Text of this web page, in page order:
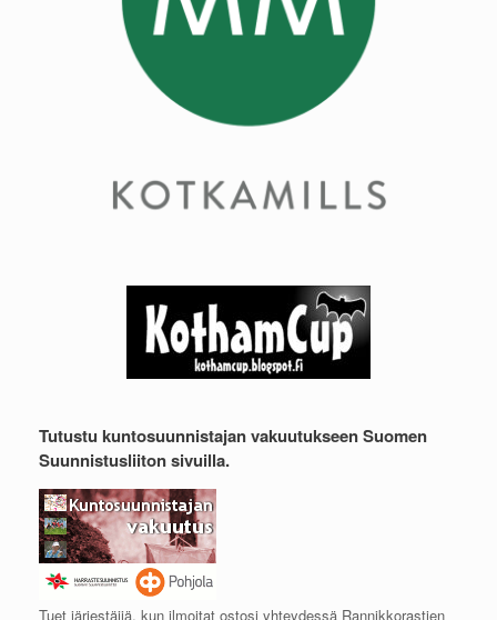
Tutustu kuntosuunnistajan vakuutukseen Suomen
Suunnistusliiton sivuilla.
Tuet järjestäjiä, kun ilmoitat ostosi yhteydessä Rannikkorastien